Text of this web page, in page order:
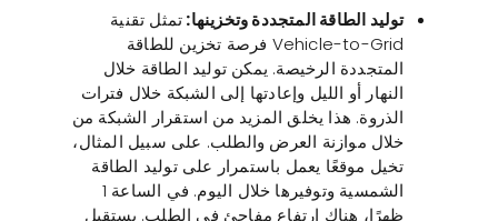
توليد الطاقة المتجددة وتخزينها:تمثل تقنية
Vehicle-to-Grid فرصة تخزين للطاقة
المتجددة الرخيصة. يمكن توليد الطاقة خلال
النهار أو الليل وإعادتها إلى الشبكة خلال فترات
الذروة. هذا يخلق المزيد من استقرار الشبكة من
خلال موازنة العرض والطلب. على سبيل المثال،
تخيل موقعًا يعمل باستمرار على توليد الطاقة
الشمسية وتوفيرها خلال اليوم. في الساعة 1
ظهرًا، هناك ارتفاع مفاجئ في الطلب. يستقبل